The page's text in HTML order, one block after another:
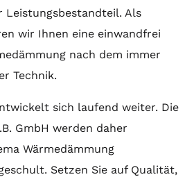
Leistungsbestandteil. Als
wir Ihnen eine einwandfrei
nach dem immer
Technik.
sich laufend weiter. Die
GmbH werden daher
Wärmedämmung
Setzen Sie auf Qualität,